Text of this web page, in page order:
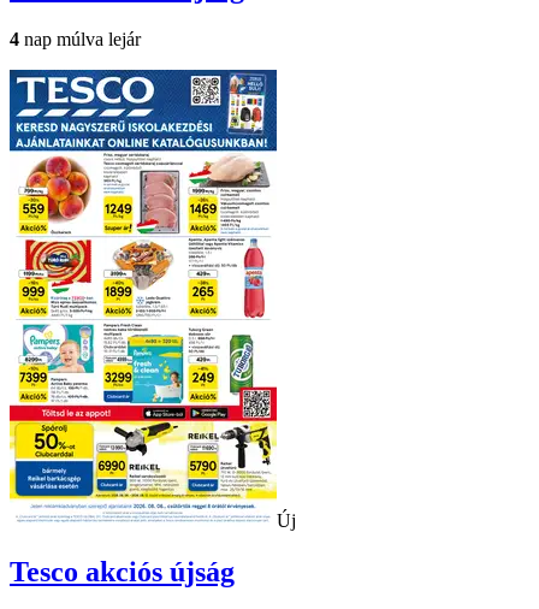
4 nap múlva lejár
Új
Tesco akciós újság